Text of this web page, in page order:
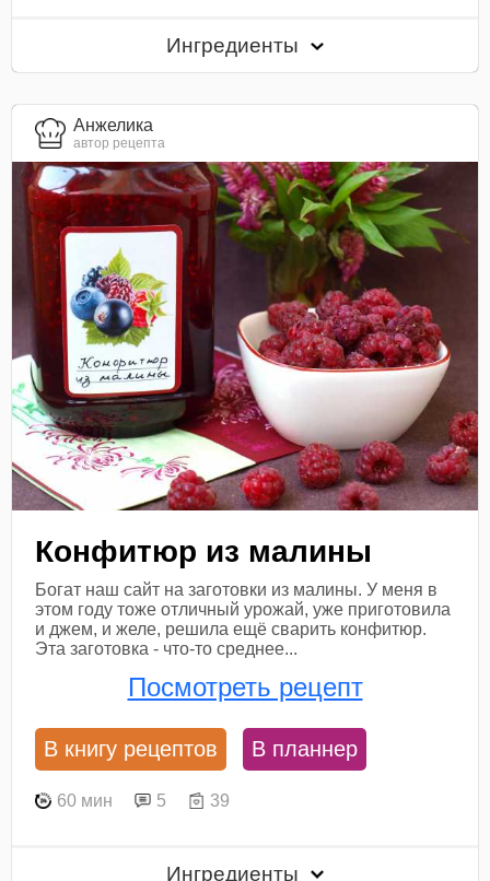
Ингредиенты
Анжелика
автор рецепта
Конфитюр из малины
Богат наш сайт на заготовки из малины. У меня в
этом году тоже отличный урожай, уже приготовила
и джем, и желе, решила ещё сварить конфитюр.
Эта заготовка - что-то среднее...
Посмотреть рецепт
В книгу рецептов В планнер
60 мин 5 39
Ингредиенты